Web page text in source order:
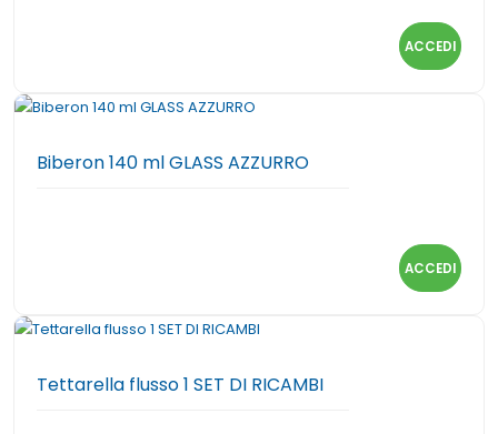
ACCEDI
Biberon 140 ml GLASS AZZURRO
ACCEDI
Tettarella flusso 1 SET DI RICAMBI